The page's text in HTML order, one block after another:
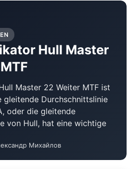
Hull Master
Master 22 Weiter MTF ist
Durchschnittslinie
oder die gleitende
von Hull, hat eine wichtige
Михайлов